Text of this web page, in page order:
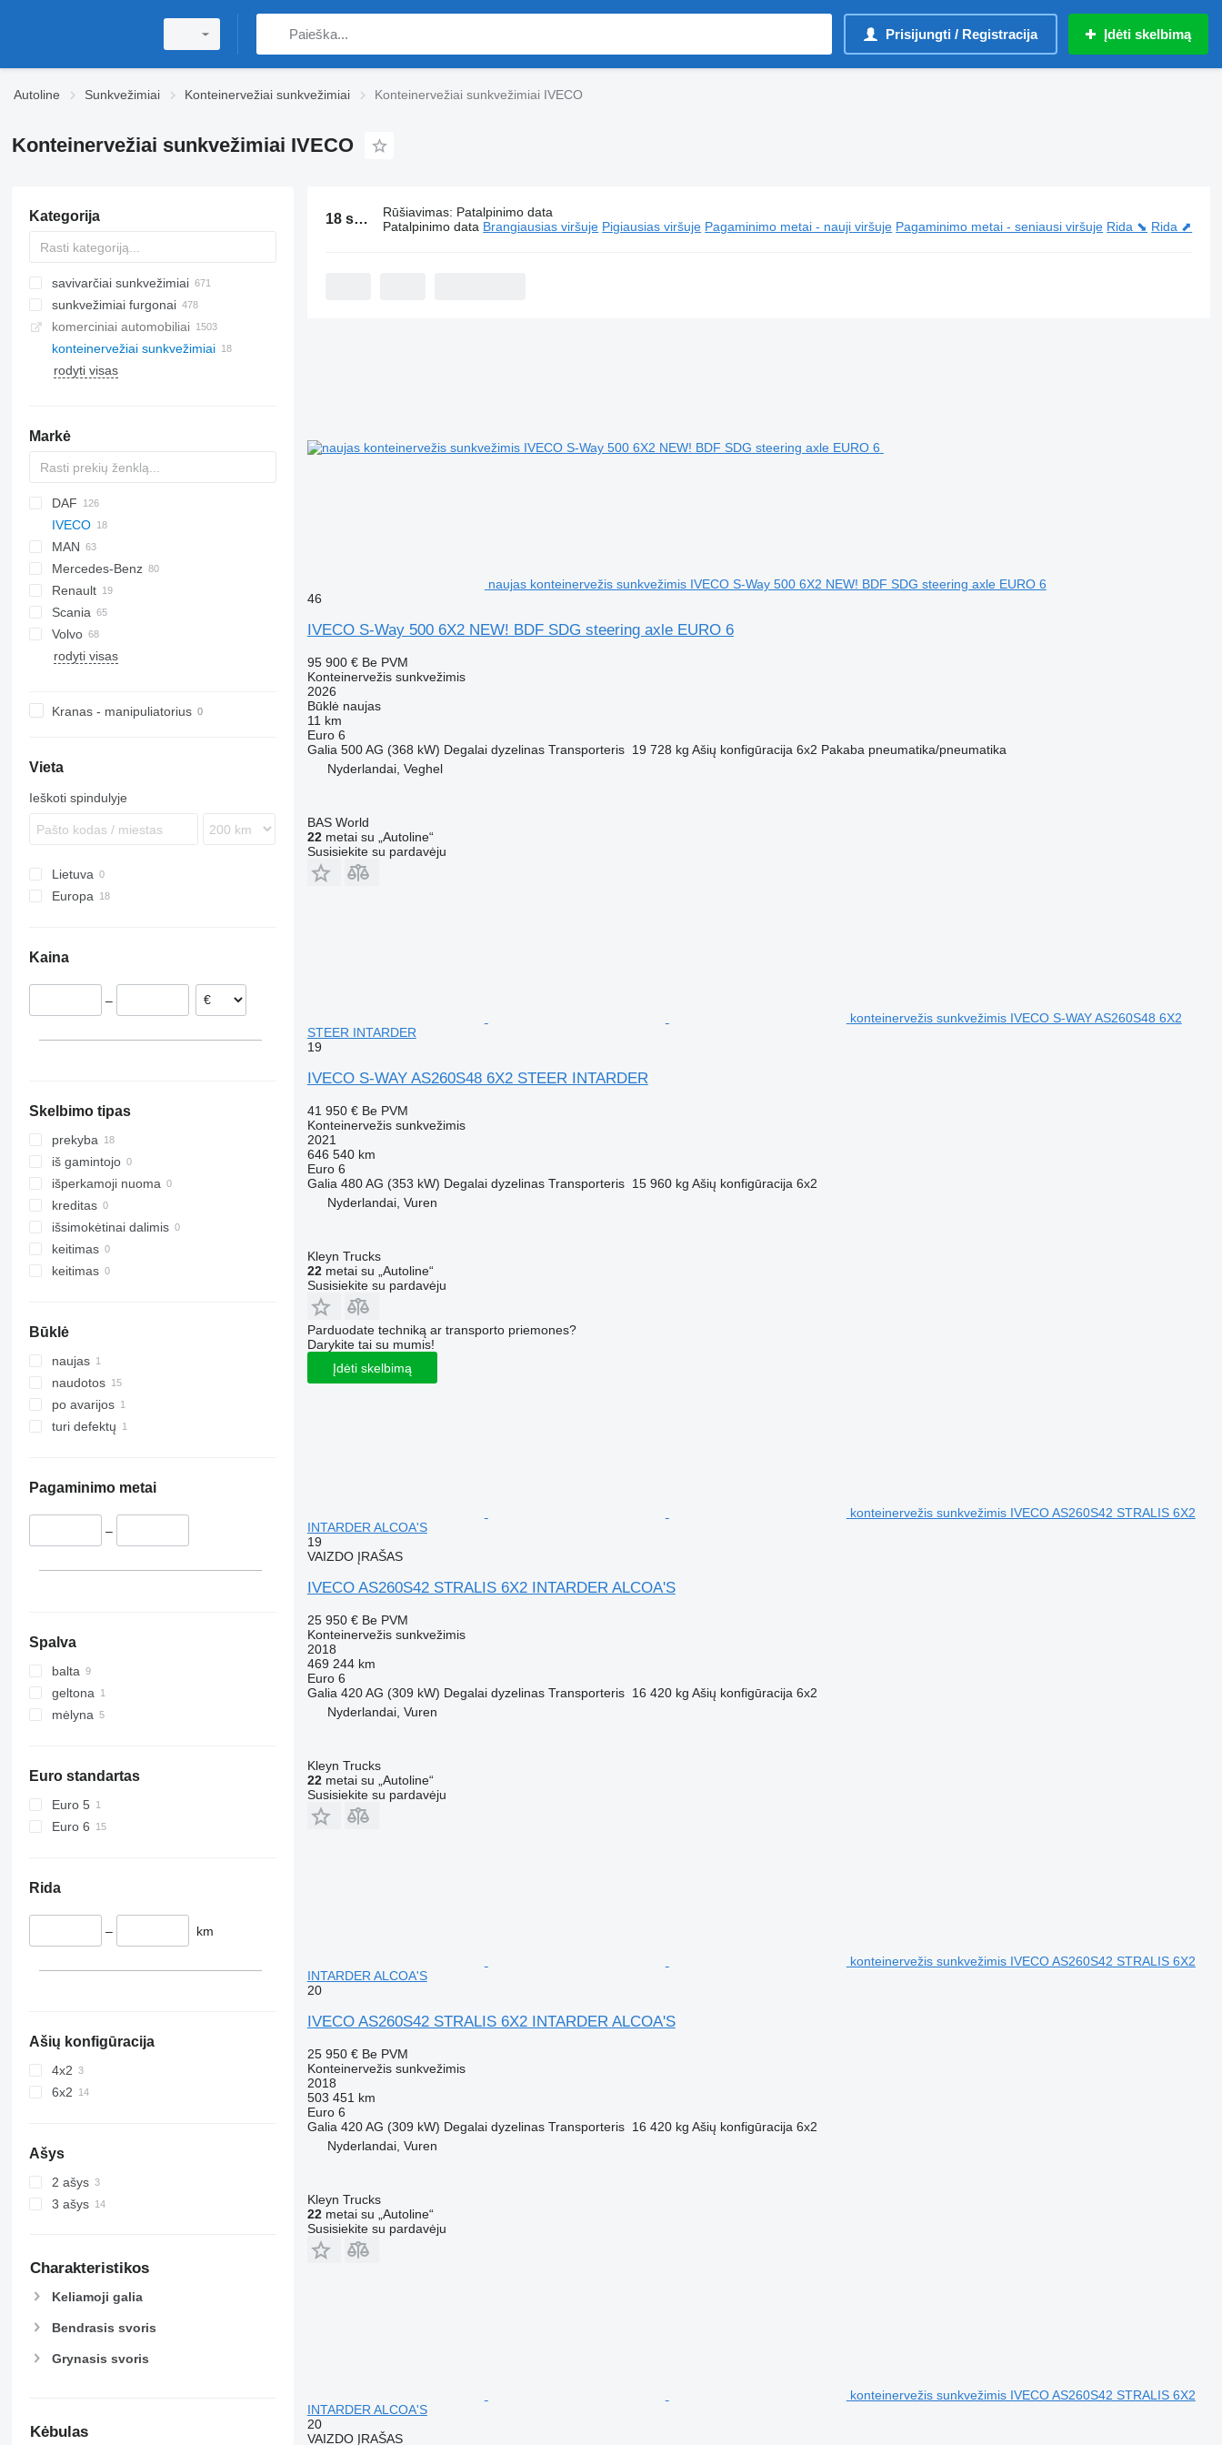
Prisijungti / Registracija Įdėti skelbimą
Autoline Sunkvežimiai Konteinervežiai sunkvežimiai Konteinervežiai sunkvežimiai IVECO
Konteinervežiai sunkvežimiai IVECO
Kategorija
savivarčiai sunkvežimiai
sunkvežimiai furgonai
komerciniai automobiliai
konteinervežiai sunkvežimiai
rodyti visas
Markė
DAF
CF
LF
XF
XG
YA
IVECO
EuroCargo
EuroCargo 150
S-Way
S-Way 500
Stralis
Stralis 260
Stralis 420
Stralis 460
MAN
NL series
TGA
TGM
TGS
TGX
Mercedes-Benz
Actros
Antos
Arocs
Atego
Renault
D-series
Midlum
Premium
Scania
G-series
P-series
371
Volvo
FE
rodyti visas
Kranas - manipuliatorius
Vieta
Ieškoti spindulyje
Lietuva
Europa
Šveicarija
Kroatija
Kaina
–
Skelbimo tipas
prekyba
iš gamintojo
išperkamoji nuoma
kreditas
išsimokėtinai dalimis
keitimas
keitimas
Būklė
naujas
naudotos
po avarijos
turi defektų
Pagaminimo metai
–
Spalva
balta
geltona
mėlyna
Euro standartas
Euro 5
Euro 6
Rida
– km
Ašių konfigūracija
4x2
6x2
Ašys
2 ašys
3 ašys
Charakteristikos
Keliamoji galia
Bendrasis svoris
Grynasis svoris
Kėbulas
18 skelbimai: Konteinervežiai sunkvežimiai IVECO
Rūšiavimas: Patalpinimo data
Patalpinimo data Brangiausias viršuje Pigiausias viršuje Pagaminimo metai - nauji viršuje Pagaminimo metai - seniausi viršuje Rida ⬊ Rida ⬈
naujas konteinervežis sunkvežimis IVECO S-Way 500 6X2 NEW! BDF SDG steering axle EURO 6
46
IVECO S-Way 500 6X2 NEW! BDF SDG steering axle EURO 6
95 900 € Be PVM
Konteinervežis sunkvežimis
2026
Būklėnaujas
11 km
Euro 6
Galia 500 AG (368 kW) Degalai dyzelinas Transporteris 19 728 kg Ašių konfigūracija 6x2 Pakaba pneumatika/pneumatika
Nyderlandai, Veghel
BAS World
22metai su „Autoline“
Susisiekite su pardavėju
konteinervežis sunkvežimis IVECO S-WAY AS260S48 6X2
STEER INTARDER
19
IVECO S-WAY AS260S48 6X2 STEER INTARDER
41 950 € Be PVM
Konteinervežis sunkvežimis
2021
646 540 km
Euro 6
Galia 480 AG (353 kW) Degalai dyzelinas Transporteris 15 960 kg Ašių konfigūracija 6x2
Nyderlandai, Vuren
Kleyn Trucks
22metai su „Autoline“
Susisiekite su pardavėju
Parduodate techniką ar transporto priemones?
Darykite tai su mumis!
Įdėti skelbimą
konteinervežis sunkvežimis IVECO AS260S42 STRALIS 6X2
INTARDER ALCOA'S
19
VAIZDO ĮRAŠAS
IVECO AS260S42 STRALIS 6X2 INTARDER ALCOA'S
25 950 € Be PVM
Konteinervežis sunkvežimis
2018
469 244 km
Euro 6
Galia 420 AG (309 kW) Degalai dyzelinas Transporteris 16 420 kg Ašių konfigūracija 6x2
Nyderlandai, Vuren
Kleyn Trucks
22metai su „Autoline“
Susisiekite su pardavėju
konteinervežis sunkvežimis IVECO AS260S42 STRALIS 6X2
INTARDER ALCOA'S
20
IVECO AS260S42 STRALIS 6X2 INTARDER ALCOA'S
25 950 € Be PVM
Konteinervežis sunkvežimis
2018
503 451 km
Euro 6
Galia 420 AG (309 kW) Degalai dyzelinas Transporteris 16 420 kg Ašių konfigūracija 6x2
Nyderlandai, Vuren
Kleyn Trucks
22metai su „Autoline“
Susisiekite su pardavėju
konteinervežis sunkvežimis IVECO AS260S42 STRALIS 6X2
INTARDER ALCOA'S
20
VAIZDO ĮRAŠAS